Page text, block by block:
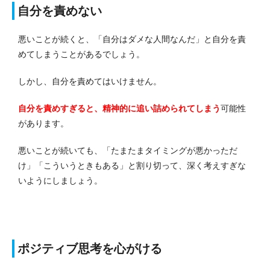
自分を責めない
悪いことが続くと、「自分はダメな人間なんだ」と自分を責
めてしまうことがあるでしょう。
しかし、自分を責めてはいけません。
自分を責めすぎると、精神的に追い詰められてしまう可能性
があります。
悪いことが続いても、「たまたまタイミングが悪かっただ
け」「こういうときもある」と割り切って、深く考えすぎな
いようにしましょう。
ポジティブ思考を心がける